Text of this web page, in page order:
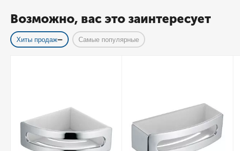
Возможно, вас это заинтересует
Хиты продаж Самые популярные